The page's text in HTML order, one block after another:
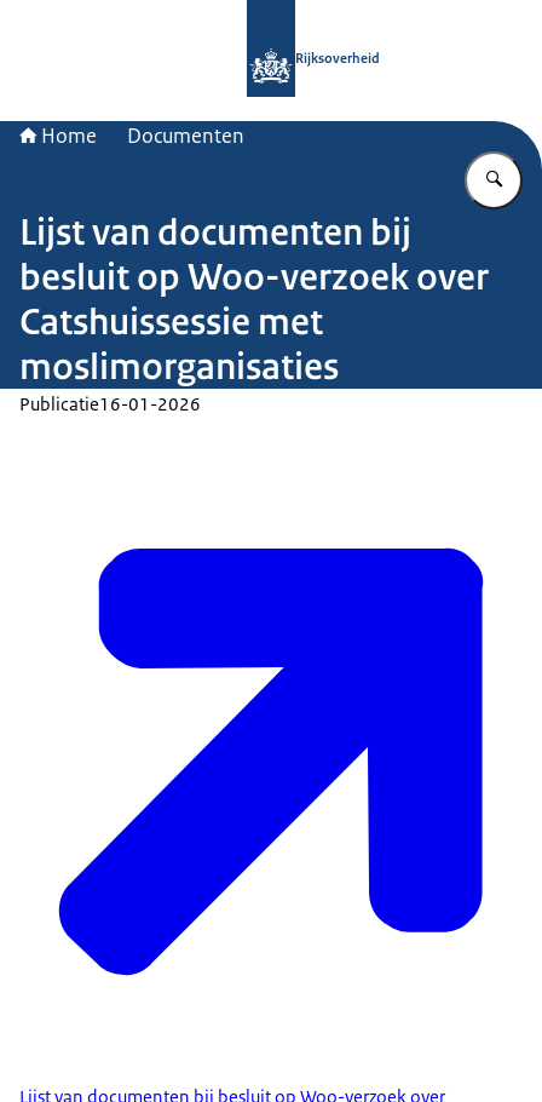
Rijksoverheid
Home Documenten
Lijst van documenten bij
besluit op Woo-verzoek over
Catshuissessie met
moslimorganisaties
Publicatie16-01-2026
Lijst van documenten bij besluit op Woo-verzoek over